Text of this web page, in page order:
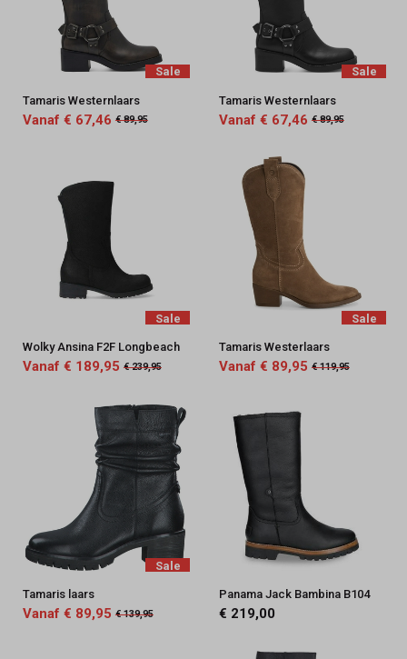
Sale
Tamaris Westernlaars
Vanaf € 67,46 € 89,95
Sale
Tamaris Westernlaars
Vanaf € 67,46 € 89,95
Sale
Wolky Ansina F2F Longbeach
Vanaf € 189,95 € 239,95
Sale
Tamaris Westerlaars
Vanaf € 89,95 € 119,95
Sale
Tamaris laars
Vanaf € 89,95 € 139,95
Panama Jack Bambina B104
€ 219,00